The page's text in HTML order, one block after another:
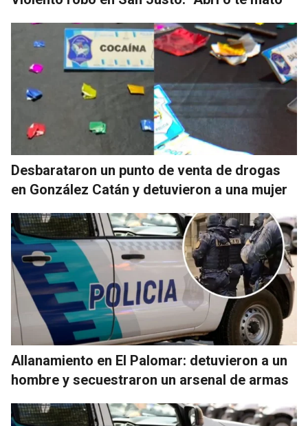
Desbarataron un punto de venta de drogas
en González Catán y detuvieron a una mujer
Allanamiento en El Palomar: detuvieron a un
hombre y secuestraron un arsenal de armas